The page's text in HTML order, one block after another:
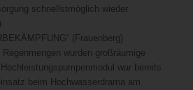
schnellstmöglich wieder
(Frauenberg)
wurden großräumige
war bereits
beim Hochwasserdrama am